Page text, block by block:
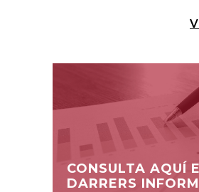
CONSULTA AQUÍ
DARRERS